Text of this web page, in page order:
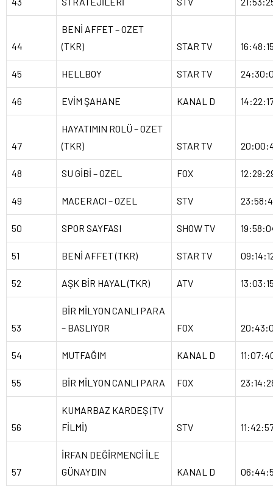
44
BENİ AFFET – OZET
(TKR)
STAR TV
45 HELLBOY STAR TV
46 EVİM ŞAHANE KANAL D
47
HAYATIMIN ROLÜ – OZET
(TKR)
STAR TV
48 SU GİBİ – OZEL FOX
49 MACERACI – OZEL STV
50 SPOR SAYFASI SHOW TV
51 BENİ AFFET (TKR) STAR TV
52 AŞK BİR HAYAL (TKR) ATV
53
BİR MİLYON CANLI PARA
– BASLIYOR
FOX
54 MUTFAĞIM KANAL D
55 BİR MİLYON CANLI PARA FOX
56
KUMARBAZ KARDEŞ (TV
FİLMİ)
STV
57
İRFAN DEĞİRMENCİ İLE
GÜNAYDIN
KANAL D